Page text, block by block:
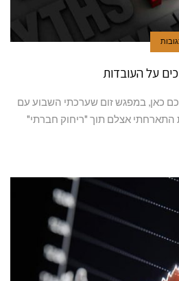
על העובדות
כאן, במפגש זום שערכתי השבוע עם
התארחתי אצלם תוך "ריחוק חברתי"